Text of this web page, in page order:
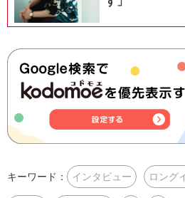
キーワード： インタビュー ロング